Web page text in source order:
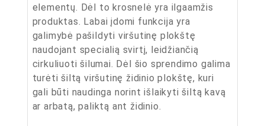
elementų. Dėl to krosnelė yra ilgaamžis
produktas. Labai įdomi funkcija yra
galimybė pašildyti viršutinę plokštę
naudojant specialią svirtį, leidžiančią
cirkuliuoti šilumai. Dėl šio sprendimo galima
turėti šiltą viršutinę židinio plokštę, kuri
gali būti naudinga norint išlaikyti šiltą kavą
ar arbatą, paliktą ant židinio.